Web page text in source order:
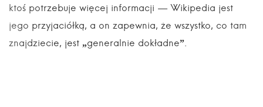
ktoś potrzebuje więcej informacji — Wikipedia jest
jego przyjaciółką, a on zapewnia, że wszystko, co tam
znajdziecie, jest „generalnie dokładne”.